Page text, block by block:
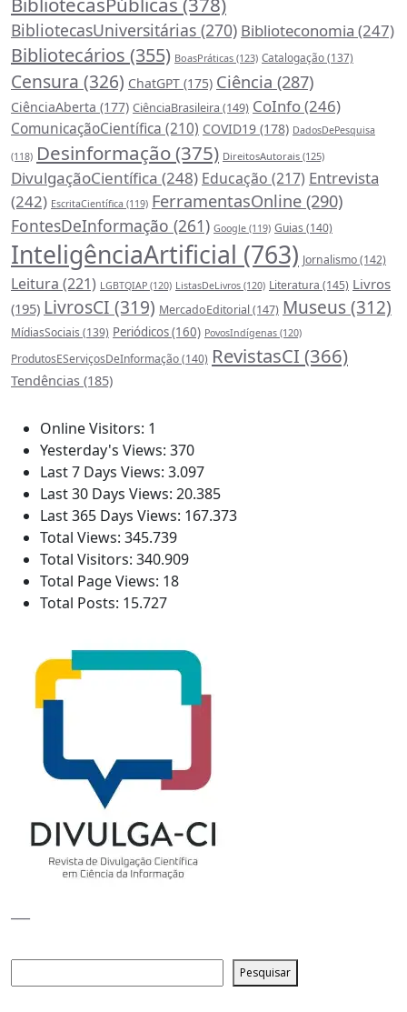
BibliotecasUniversitárias (270) Biblioteconomia (247)
Bibliotecários (355) BoasPráticas (123) Catalogação(137)
Censura (326) ChatGPT (175) Ciência (287)
CiênciaAberta (177) CiênciaBrasileira (149) CoInfo(246)
ComunicaçãoCientífica (210) COVID19 (178) DadosDePesquisa
(118) Desinformação (375) DireitosAutorais (125)
DivulgaçãoCientífica (248) Educação (217) Entrevista
(242) EscritaCientífica (119) FerramentasOnline (290)
FontesDeInformação (261) Google (119) Guias (140)
InteligênciaArtificial (763) Jornalismo(142)
Leitura (221) LGBTQIAP (120) ListasDeLivros (120) Literatura (145) Livros
(195) LivrosCI (319) MercadoEditorial(147) Museus(312)
MídiasSociais (139) Periódicos(160) PovosIndígenas (120)
ProdutosEServiçosDeInformação(140) RevistasCI (366)
Tendências (185)
Online Visitors: 1
Yesterday's Views: 370
Last 7 Days Views: 3.097
Last 30 Days Views: 20.385
Last 365 Days Views: 167.373
Total Views: 345.739
Total Visitors: 340.909
Total Page Views: 18
Total Posts: 15.727
Pesquisar